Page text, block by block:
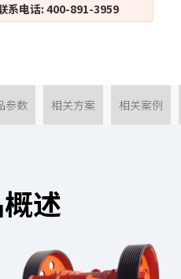
系电话: 400-891-3959
参数 相关方案 相关案例
述